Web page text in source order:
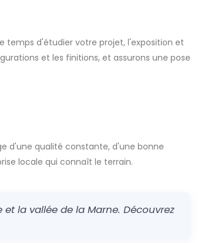
temps d'étudier votre projet, l'exposition et
et les finitions, et assurons une pose
d'une qualité constante, d'une bonne
locale qui connaît le terrain.
la vallée de la Marne. Découvrez